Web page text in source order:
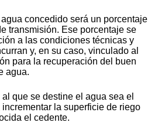
concedido será un porcentaje
transmisión. Ese porcentaje se
a las condiciones técnicas y
y, en su caso, vinculado al
para la recuperación del buen
agua.
que se destine el agua sea el
la superficie de riego
el cedente.